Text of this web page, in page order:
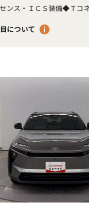
ンス・ＩＣＳ装備◆Ｔコ
について